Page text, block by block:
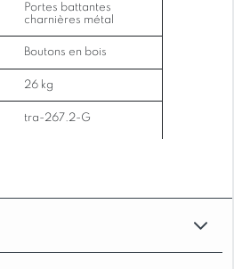
Portes battantes
charnières métal
Boutons en bois
26 kg
tra-267.2-G